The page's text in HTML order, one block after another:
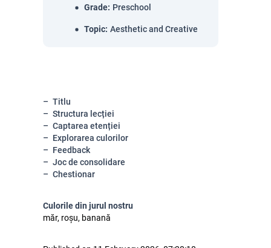
Grade: Preschool
Topic: Aesthetic and Creative
Titlu
Structura lecției
Captarea etenției
Explorarea culorilor
Feedback
Joc de consolidare
Chestionar
Culorile din jurul nostru
măr, roșu, banană